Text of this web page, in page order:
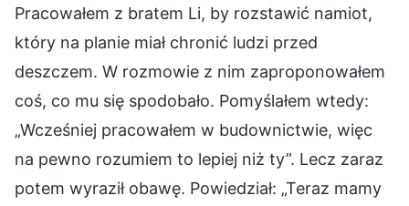
Pracowałem z bratem Li, by rozstawić namiot,
który na planie miał chronić ludzi przed
deszczem. W rozmowie z nim zaproponowałem
coś, co mu się spodobało. Pomyślałem wtedy:
„Wcześniej pracowałem w budownictwie, więc
na pewno rozumiem to lepiej niż ty”. Lecz zaraz
potem wyraził obawę. Powiedział: „Teraz mamy